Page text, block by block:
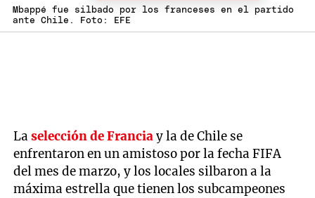
Mbappé fue silbado por los franceses en el partido
ante Chile. Foto: EFE
Laselección de Franciay la de Chile se
enfrentaron en un amistoso por la fecha FIFA
del mes de marzo, y los locales silbaron a la
máxima estrella que tienen los subcampeones